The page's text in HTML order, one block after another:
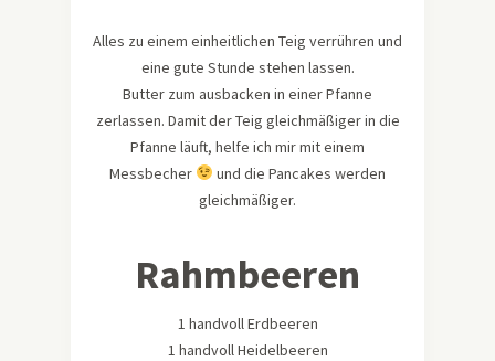
Alles zu einem einheitlichen Teig verrühren und
eine gute Stunde stehen lassen.
Butter zum ausbacken in einer Pfanne
zerlassen. Damit der Teig gleichmäßiger in die
Pfanne läuft, helfe ich mir mit einem
Messbecher
und die Pancakes werden
gleichmäßiger.
Rahmbeeren
1 handvoll Erdbeeren
1 handvoll Heidelbeeren